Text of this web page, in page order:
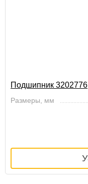
Подшипник 3202776
Размеры, мм